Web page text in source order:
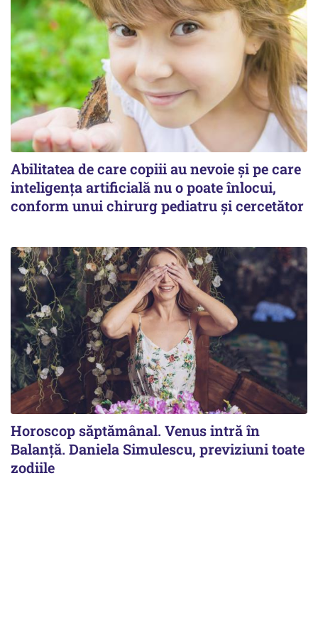
Abilitatea de care copiii au nevoie și pe care
inteligența artificială nu o poate înlocui,
conform unui chirurg pediatru și cercetător
Horoscop săptămânal. Venus intră în
Balanță. Daniela Simulescu, previziuni toate
zodiile